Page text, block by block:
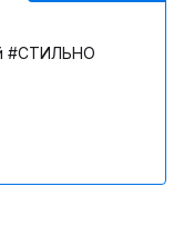
#СТИЛЬНО